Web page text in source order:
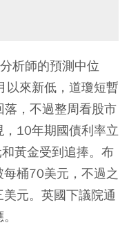
析師的預測中位
以來新低，道瓊短暫
，不過整周看股市
10年期國債利率立
黃金受到追捧。布
桶70美元，不過之
元。英國下議院通